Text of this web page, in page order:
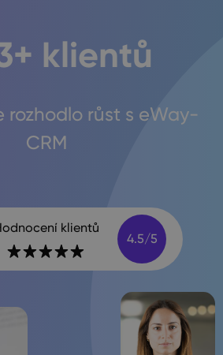
+ klientů
rozhodlo růst s eWay-
CRM
klientů
4.5/5